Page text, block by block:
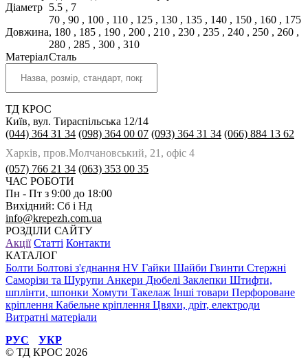
Діаметр 5.5 , 7
Довжина
70 , 90 , 100 , 110 , 125 , 130 , 135 , 140 , 150 , 160 , 175
, 180 , 185 , 190 , 200 , 210 , 230 , 235 , 240 , 250 , 260 ,
280 , 285 , 300 , 310
МатеріалСталь
ТД КРОС
Київ, вул. Тираспільська 12/14
(044) 364 31 34 (098) 364 00 07 (093) 364 31 34 (066) 884 13 62
Харків, пров.Молчановський, 21, офіс 4
(057) 766 21 34 (063) 353 00 35
ЧАС РОБОТИ
Пн - Пт з 9:00 до 18:00
Вихідний: Сб і Нд
info@krepezh.com.ua
РОЗДІЛИ САЙТУ
Акції Статті Контакти
КАТАЛОГ
Болти Болтові з'єднання HV Гайки Шайби Гвинти Стержні
Саморізи та Шурупи Анкери Дюбелі Заклепки Штифти,
шплінти, шпонки Хомути Такелаж Інші товари Перфороване
кріплення Кабельне кріплення Цвяхи, дріт, електроди
Витратні матеріали
РУС
УКР
© ТД КРОС 2026